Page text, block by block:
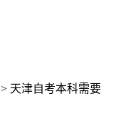
> 天津自考本科需要